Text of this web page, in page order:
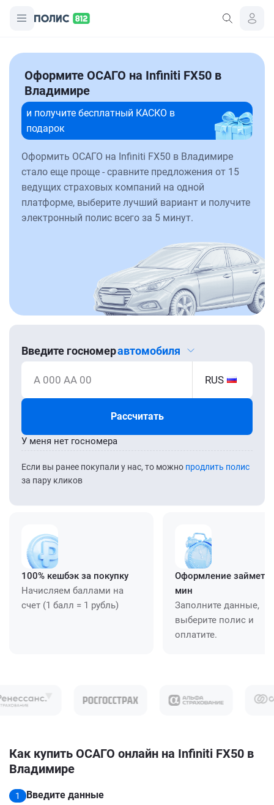
Оформите ОСАГО на Infiniti FX50 в
Владимире
и получите бесплатный КАСКО в
подарок
Оформить ОСАГО на Infiniti FX50 в Владимире
стало еще проще - сравните предложения от 15
ведущих страховых компаний на одной
платформе, выберите лучший вариант и получите
электронный полис всего за 5 минут.
Введите госномеравтомобиля
А 000 АА 00 RUS
Рассчитать
Если вы ранее покупали у нас, то можно продлить полис
за пару кликов
У меня нет госномера
100% кешбэк за покупку
Начисляем баллами на
счет (1 балл = 1 рубль)
Оформление займет
мин
Заполните данные,
выберите полис и
оплатите.
Как купить ОСАГО онлайн на Infiniti FX50 в
Владимире
1
Введите данные